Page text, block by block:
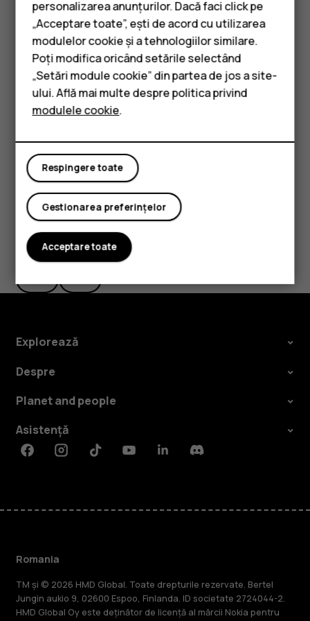
Smartphone-uri
Telefoane clasice
Accesorii
Tablete
Atingețisearch.
Filtrarea listei de contacte
AtingețiContacte> menu>settings Setări, atingeți Sortare după
sauFormat nume în lista de Contacte.
AtingețiContacte>menu>settingsSetări>Importați/exportați.
Considerați utile aceste informații?
Explorează
Despre
Planet and people
Asistență
FacebookInstagramTiktokYoutubeLinkedinDiscord
Romania
TM și © 2026 HMD Global. Toate drepturile rezervate. Bertel
Jungin aukio 9, 02600 Espoo, Finlanda. ID societate 2724044-2.
HMD Global Oy este deținător de licență al mărcii Nokia pentru
personalizarea anunțurilor. Dacă faci click pe
„Acceptare toate”, ești de acord cu utilizarea
modulelor cookie și a tehnologiilor similare.
Poți modifica oricând setările selectând
„Setări module cookie” din partea de jos a site-
ului. Află mai multe despre politica privind
modulele cookie.
Respingere toate
Gestionarea preferințelor
Acceptare toate